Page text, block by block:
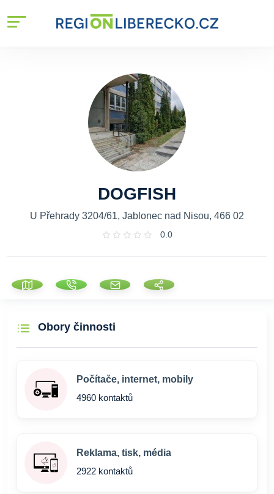
DOGFISH
U Přehrady 3204/61, Jablonec nad Nisou, 466 02
0.0
Obory činnosti
Počítače, internet, mobily
4960 kontaktů
Reklama, tisk, média
2922 kontaktů